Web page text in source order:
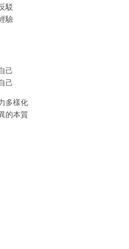
駁
驗
己
己
多樣化
的本質